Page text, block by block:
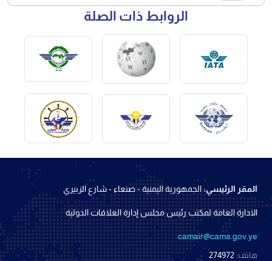
الروابط ذات الصلة
المقر الرئيسي:الجمهورية اليمنية - صنعاء - شارع الزبيري
الادارة العامة لمكتب رئيس مجلس إدارة العلاقات الدولية
camair@cama.gov.ye
هاتف: 274972